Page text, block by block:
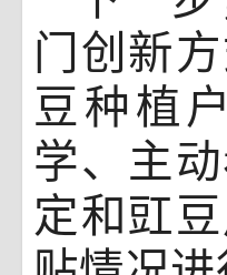
门创新
豆种植
学、主
定和豇